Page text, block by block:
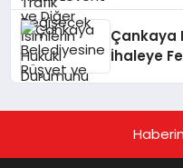
Çankaya
İhaleye